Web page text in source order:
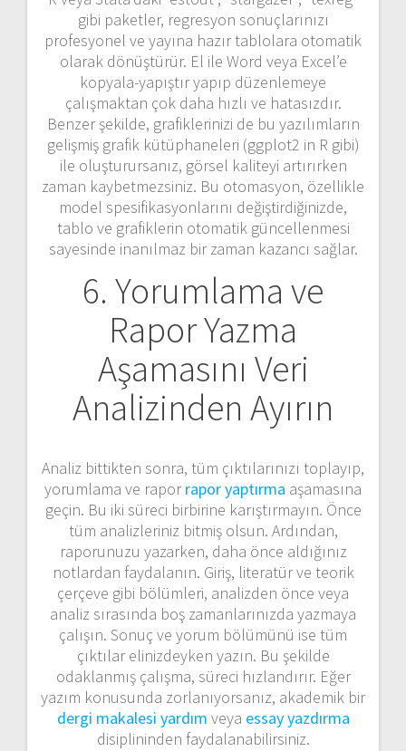
gibi paketler, regresyon sonuçlarınızı
profesyonel ve yayına hazır tablolara otomatik
olarak dönüştürür. El ile Word veya Excel’e
kopyala-yapıştır yapıp düzenlemeye
çalışmaktan çok daha hızlı ve hatasızdır.
Benzer şekilde, grafiklerinizi de bu yazılımların
gelişmiş grafik kütüphaneleri (ggplot2 in R gibi)
ile oluşturursanız, görsel kaliteyi artırırken
zaman kaybetmezsiniz. Bu otomasyon, özellikle
model spesifikasyonlarını değiştirdiğinizde,
tablo ve grafiklerin otomatik güncellenmesi
sayesinde inanılmaz bir zaman kazancı sağlar.
6. Yorumlama ve
Rapor Yazma
Aşamasını Veri
Analizinden Ayırın
Analiz bittikten sonra, tüm çıktılarınızı toplayıp,
yorumlama ve raporrapor yaptırma aşamasına
geçin. Bu iki süreci birbirine karıştırmayın. Önce
tüm analizleriniz bitmiş olsun. Ardından,
raporunuzu yazarken, daha önce aldığınız
notlardan faydalanın. Giriş, literatür ve teorik
çerçeve gibi bölümleri, analizden önce veya
analiz sırasında boş zamanlarınızda yazmaya
çalışın. Sonuç ve yorum bölümünü ise tüm
çıktılar elinizdeyken yazın. Bu şekilde
odaklanmış çalışma, süreci hızlandırır. Eğer
yazım konusunda zorlanıyorsanız, akademik bir
dergi makalesi yardım veya essay yazdırma
disiplininden faydalanabilirsiniz.